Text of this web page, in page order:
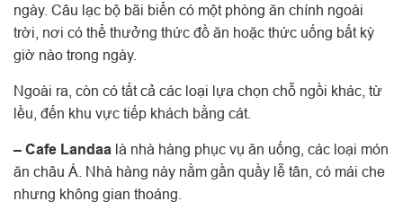
ngày. Câu lạc bộ bãi biển có một phòng ăn chính ngoài
trời, nơi có thể thưởng thức đồ ăn hoặc thức uống bất kỳ
giờ nào trong ngày.
Ngoài ra, còn có tất cả các loại lựa chọn chỗ ngồi khác, từ
lều, đến khu vực tiếp khách bằng cát.
– Cafe Landaa là nhà hàng phục vụ ăn uống, các loại món
ăn châu Á. Nhà hàng này nằm gần quầy lễ tân, có mái che
nhưng không gian thoáng.